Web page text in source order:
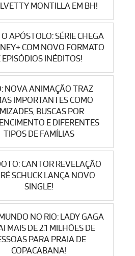
MONTILLA EM BH!
APÓSTOLO: SÉRIE CHEGA
COM NOVO FORMATO
EPISÓDIOS INÉDITOS!
NOVA ANIMAÇÃO TRAZ
IMPORTANTES COMO
BUSCAS POR
E DIFERENTES
TIPOS DE FAMÍLIAS
CANTOR REVELAÇÃO
SCHUCK LANÇA NOVO
SINGLE!
NO RIO: LADY GAGA
MAIS DE 2.1 MILHÕES DE
PARA PRAIA DE
COPACABANA!